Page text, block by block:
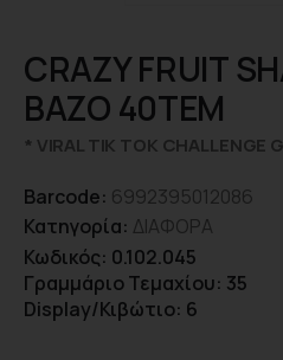
CRAZY FRUIT
ΒΑΖΟ 40ΤΕΜ
* VIRAL TIK TOK CHALLENGE
Barcode: 6992395012086
Κατηγορία: ΔΙΑΦΟΡΑ
Κωδικός: 0.102.045
Γραμμάριο Τεμαχίου: 35
Display/Κιβώτιο: 6